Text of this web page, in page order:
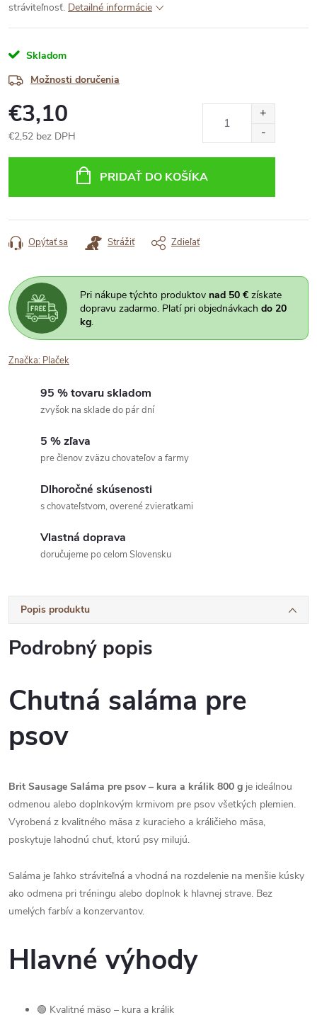
stráviteľnosť. Detailné informácie
Skladom
Možnosti doručenia
€3,10
€2,52 bez DPH
PRIDAŤ DO KOŠÍKA
Opýtať sa Strážiť Zdieľať
Pri nákupe týchto produktov nad 50 € získate
dopravu zadarmo. Platí pri objednávkach do 20
kg.
Značka: Plaček
95 % tovaru skladom
zvyšok na sklade do pár dní
5 % zľava
pre členov zväzu chovateľov a farmy
Dlhoročné skúsenosti
s chovateľstvom, overené zvieratkami
Vlastná doprava
doručujeme po celom Slovensku
Popis produktu
Podrobný popis
Chutná saláma pre
psov
Brit Sausage Saláma pre psov – kura a králik 800 g je ideálnou
odmenou alebo doplnkovým krmivom pre psov všetkých plemien.
Vyrobená z kvalitného mäsa z kuracieho a králičieho mäsa,
poskytuje lahodnú chuť, ktorú psy milujú.
Saláma je ľahko stráviteľná a vhodná na rozdelenie na menšie kúsky
ako odmena pri tréningu alebo doplnok k hlavnej strave. Bez
umelých farbív a konzervantov.
Hlavné výhody
🟢 Kvalitné mäso – kura a králik